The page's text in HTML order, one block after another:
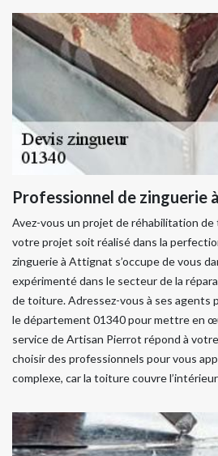
Professionnel de zinguerie
Avez-vous un projet de réhabilitation
votre projet soit réalisé dans la
zinguerie à Attignat s’occupe de vous
expérimenté dans le secteur de la
de toiture. Adressez-vous à ses agents
le département 01340 pour mettre en
service de Artisan Pierrot répond à
choisir des professionnels pour vous
complexe, car la toiture couvre